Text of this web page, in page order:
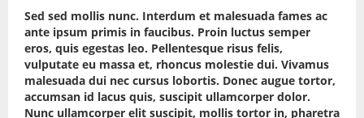
Sed sed mollis nunc. Interdum et malesuada fames ac
ante ipsum primis in faucibus. Proin luctus semper
eros, quis egestas leo. Pellentesque risus felis,
vulputate eu massa et, rhoncus molestie dui. Vivamus
malesuada dui nec cursus lobortis. Donec augue tortor,
accumsan id lacus quis, suscipit ullamcorper dolor.
Nunc ullamcorper elit suscipit, mollis tortor in, pharetra